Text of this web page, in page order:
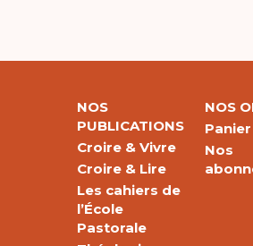
NOS
PUBLICATIONS
Croire & Vivre
Croire & Lire
Les cahiers de
l’École
Pastorale
NOS
Panier
Nos